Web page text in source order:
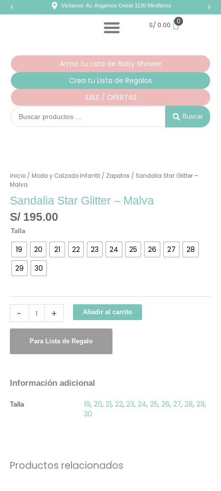
Visítanos: Av. Angamos Oeste 1130 Miraflores
S/ 0.00 0
Arma tu Lista de Baby Shower
Crea tu Lista de Regalos
SALE / OFERTAS
Search
Buscar
Inicio/ Moda y Calzado Infantil / Zapatos / Sandalia Star Glitter –
Malva
Sandalia Star Glitter – Malva
S/195.00
Talla
19 20 21 22 23 24 25 26 27
28
29
30
-
-
Malva
+ Añadir al carrito
Para Lista de Regalo
Información adicional
Talla 19, 20, 21, 22, 23, 24, 25, 26, 27, 28, 29,
30
Productos relacionados